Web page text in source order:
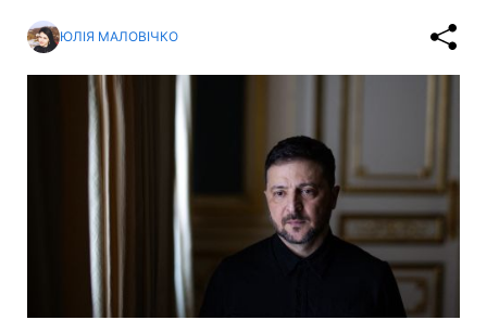
ЮЛІЯ МАЛОВІЧКО